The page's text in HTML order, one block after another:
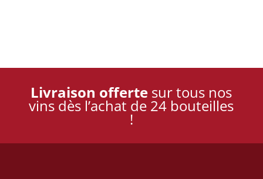
Livraison offerte sur tous nos
vins dès l’achat de 24 bouteilles
!